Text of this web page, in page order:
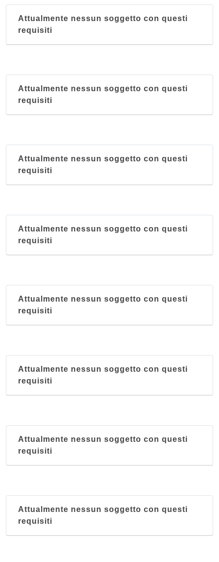
Attualmente nessun soggetto con questi
requisiti
Attualmente nessun soggetto con questi
requisiti
Attualmente nessun soggetto con questi
requisiti
Attualmente nessun soggetto con questi
requisiti
Attualmente nessun soggetto con questi
requisiti
Attualmente nessun soggetto con questi
requisiti
Attualmente nessun soggetto con questi
requisiti
Attualmente nessun soggetto con questi
requisiti